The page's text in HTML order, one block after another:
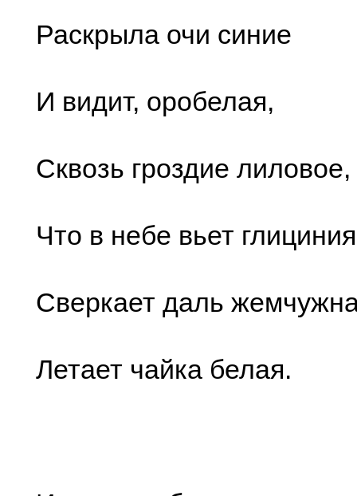
Раскрыла очи синие
И видит, оробелая,
Сквозь гроздие лиловое,
Что в небе вьет
Сверкает даль
Летает чайка белая.